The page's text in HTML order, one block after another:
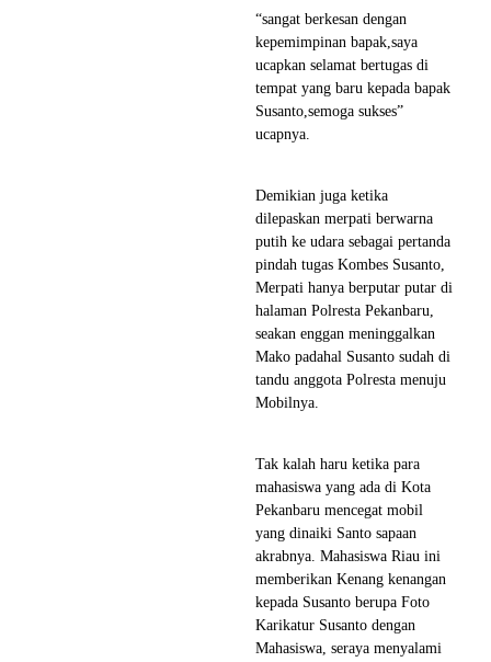
“sangat berkesan dengan
kepemimpinan bapak,saya
ucapkan selamat bertugas di
tempat yang baru kepada bapak
Susanto,semoga sukses”
ucapnya.
Demikian juga ketika
dilepaskan merpati berwarna
putih ke udara sebagai pertanda
pindah tugas Kombes Susanto,
Merpati hanya berputar putar di
halaman Polresta Pekanbaru,
seakan enggan meninggalkan
Mako padahal Susanto sudah di
tandu anggota Polresta menuju
Mobilnya.
Tak kalah haru ketika para
mahasiswa yang ada di Kota
Pekanbaru mencegat mobil
yang dinaiki Santo sapaan
akrabnya. Mahasiswa Riau ini
memberikan Kenang kenangan
kepada Susanto berupa Foto
Karikatur Susanto dengan
Mahasiswa, seraya menyalami